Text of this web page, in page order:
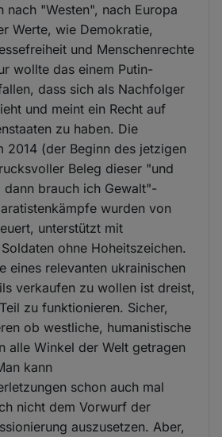
nach "Westen", nach Europa
Werte, wie Demokratie,
und Menschenrechte
wollte das einem Putin-
dass sich als Nachfolger
und meint ein Recht auf
zu haben. Die
2014 (der Beginn des jetzigen
Beleg dieser "und
brauch ich Gewalt"-
wurden von
unterstützt mit
ohne Hoheitszeichen.
eines relevanten ukrainischen
verkaufen zu wollen ist dreist,
zu funktionieren. Sicher,
ob westliche, humanistische
alle Winkel der Welt getragen
kann
schon auch mal
nicht dem Vorwurf der
auszusetzen. Aber,